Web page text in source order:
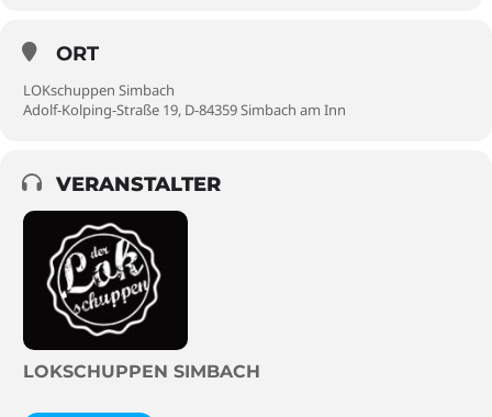
ORT
LOKschuppen Simbach
Adolf-Kolping-Straße 19, D-84359 Simbach am Inn
VERANSTALTER
LOKSCHUPPEN SIMBACH